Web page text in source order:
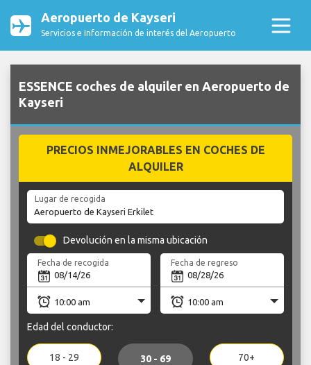
Aeropuerto de Kayseri
Servicios e Información de interés del Aeropuerto
ESSENCE coches de alquiler en Aeropuerto de
Kayseri
PRECIOS INMEJORABLES EN COCHES DE
ALQUILER
Lugar de recogida
Devolución en la misma ubicación
Fecha de recogida Fecha de regreso
Edad del conductor:
18 - 29 30 - 69 70+